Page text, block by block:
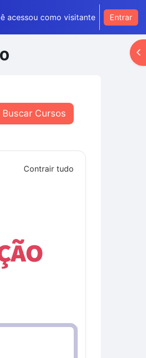
acessou como visitante Entrar
Buscar Cursos
Contrair tudo